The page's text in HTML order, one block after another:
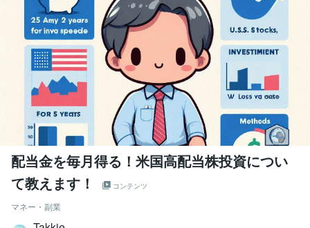
配当金を毎月得る！米国高配当株投資につい
て教えます！
コンテンツ
マネー・副業